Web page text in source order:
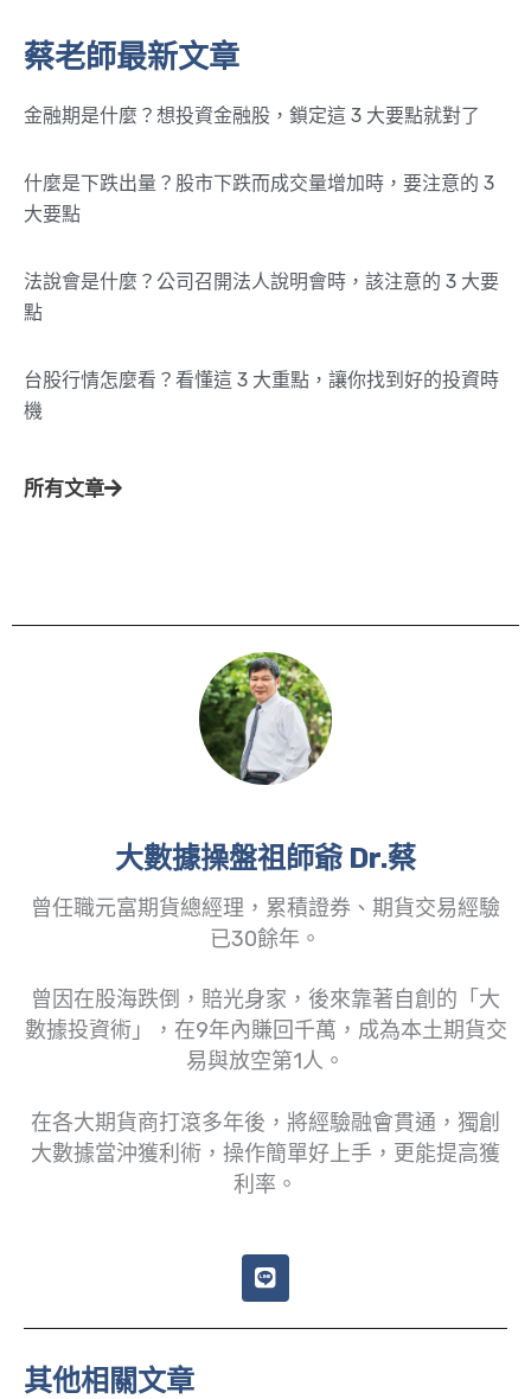
蔡老師最新文章
金融期是什麼？想投資金融股，鎖定這 3 大要點就對了
什麼是下跌出量？股市下跌而成交量增加時，要注意的 3
大要點
法說會是什麼？公司召開法人說明會時，該注意的 3 大要
點
台股行情怎麼看？看懂這 3 大重點，讓你找到好的投資時
機
所有文章
大數據操盤祖師爺 Dr.蔡
曾任職元富期貨總經理，累積證券、期貨交易經驗
已30餘年。
曾因在股海跌倒，賠光身家，後來靠著自創的「大
數據投資術」，在9年內賺回千萬，成為本土期貨交
易與放空第1人。
在各大期貨商打滾多年後，將經驗融會貫通，獨創
大數據當沖獲利術，操作簡單好上手，更能提高獲
利率。
L
i
e
其他相關文章